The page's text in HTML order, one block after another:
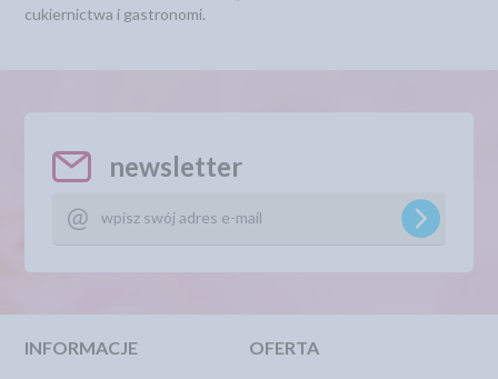
cukiernictwa i gastronomi.
newsletter
INFORMACJE OFERTA